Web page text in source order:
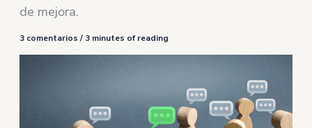
de mejora.
3 comentarios / 3 minutes of reading